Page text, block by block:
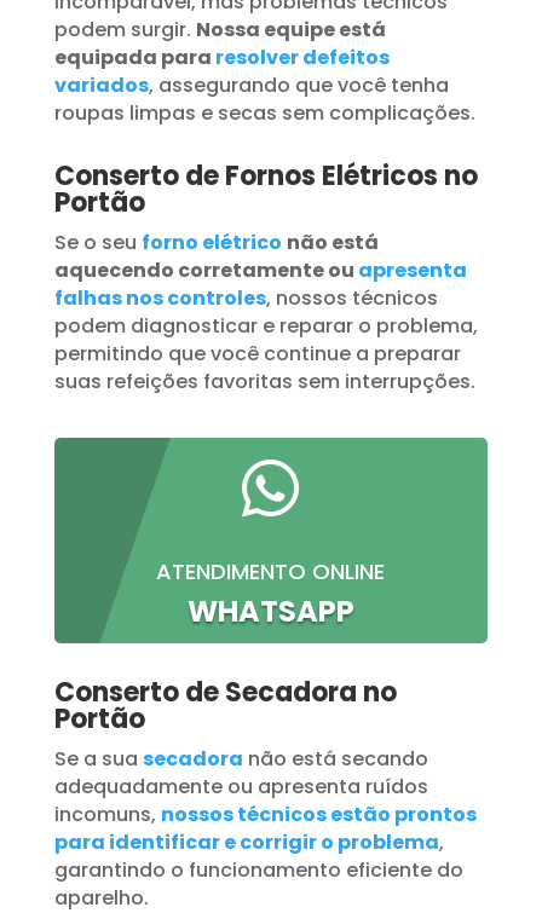
podem surgir. Nossa equipe está
equipada para resolver defeitos
variados, assegurando que você tenha
roupas limpas e secas sem complicações.
Conserto de Fornos Elétricos no
Portão
Se o seu forno elétrico não está
aquecendo corretamente ou apresenta
falhas nos controles, nossos técnicos
podem diagnosticar e reparar o problema,
permitindo que você continue a preparar
suas refeições favoritas sem interrupções.

ATENDIMENTO ONLINE
WHATSAPP
Conserto de Secadora no
Portão
Se a sua secadora não está secando
adequadamente ou apresenta ruídos
incomuns, nossos técnicos estão prontos
para identificar e corrigir o problema,
garantindo o funcionamento eficiente do
aparelho.